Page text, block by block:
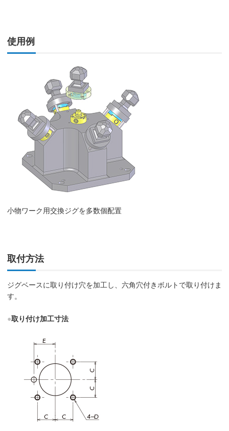
使用例
小物ワーク用交換ジグを多数個配置
取付方法
ジグベースに取り付け穴を加工し、六角穴付きボルトで取り付けま
す。
●取り付け加工寸法